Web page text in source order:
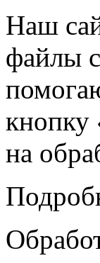
Наш
файлы
кнопку
на